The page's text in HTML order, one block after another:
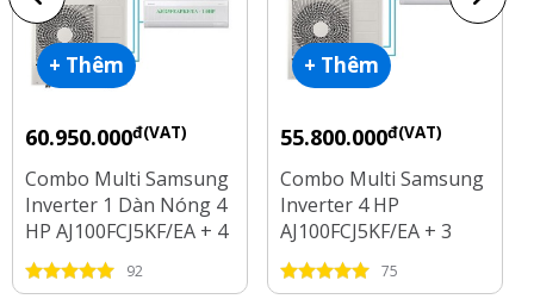
+ Thêm
60.950.000đ(VAT)
Combo Multi Samsung
Inverter 1 Dàn Nóng 4
HP AJ100FCJ5KF/EA + 4
Dàn Lạnh 1 HP - 2 HP
92
+ Thêm
55.800.000đ(VAT)
Combo Multi Samsung
Inverter 4 HP
AJ100FCJ5KF/EA + 3
Dàn Lạnh 1 HP - 1.5 HP
- 2.5 HP
75